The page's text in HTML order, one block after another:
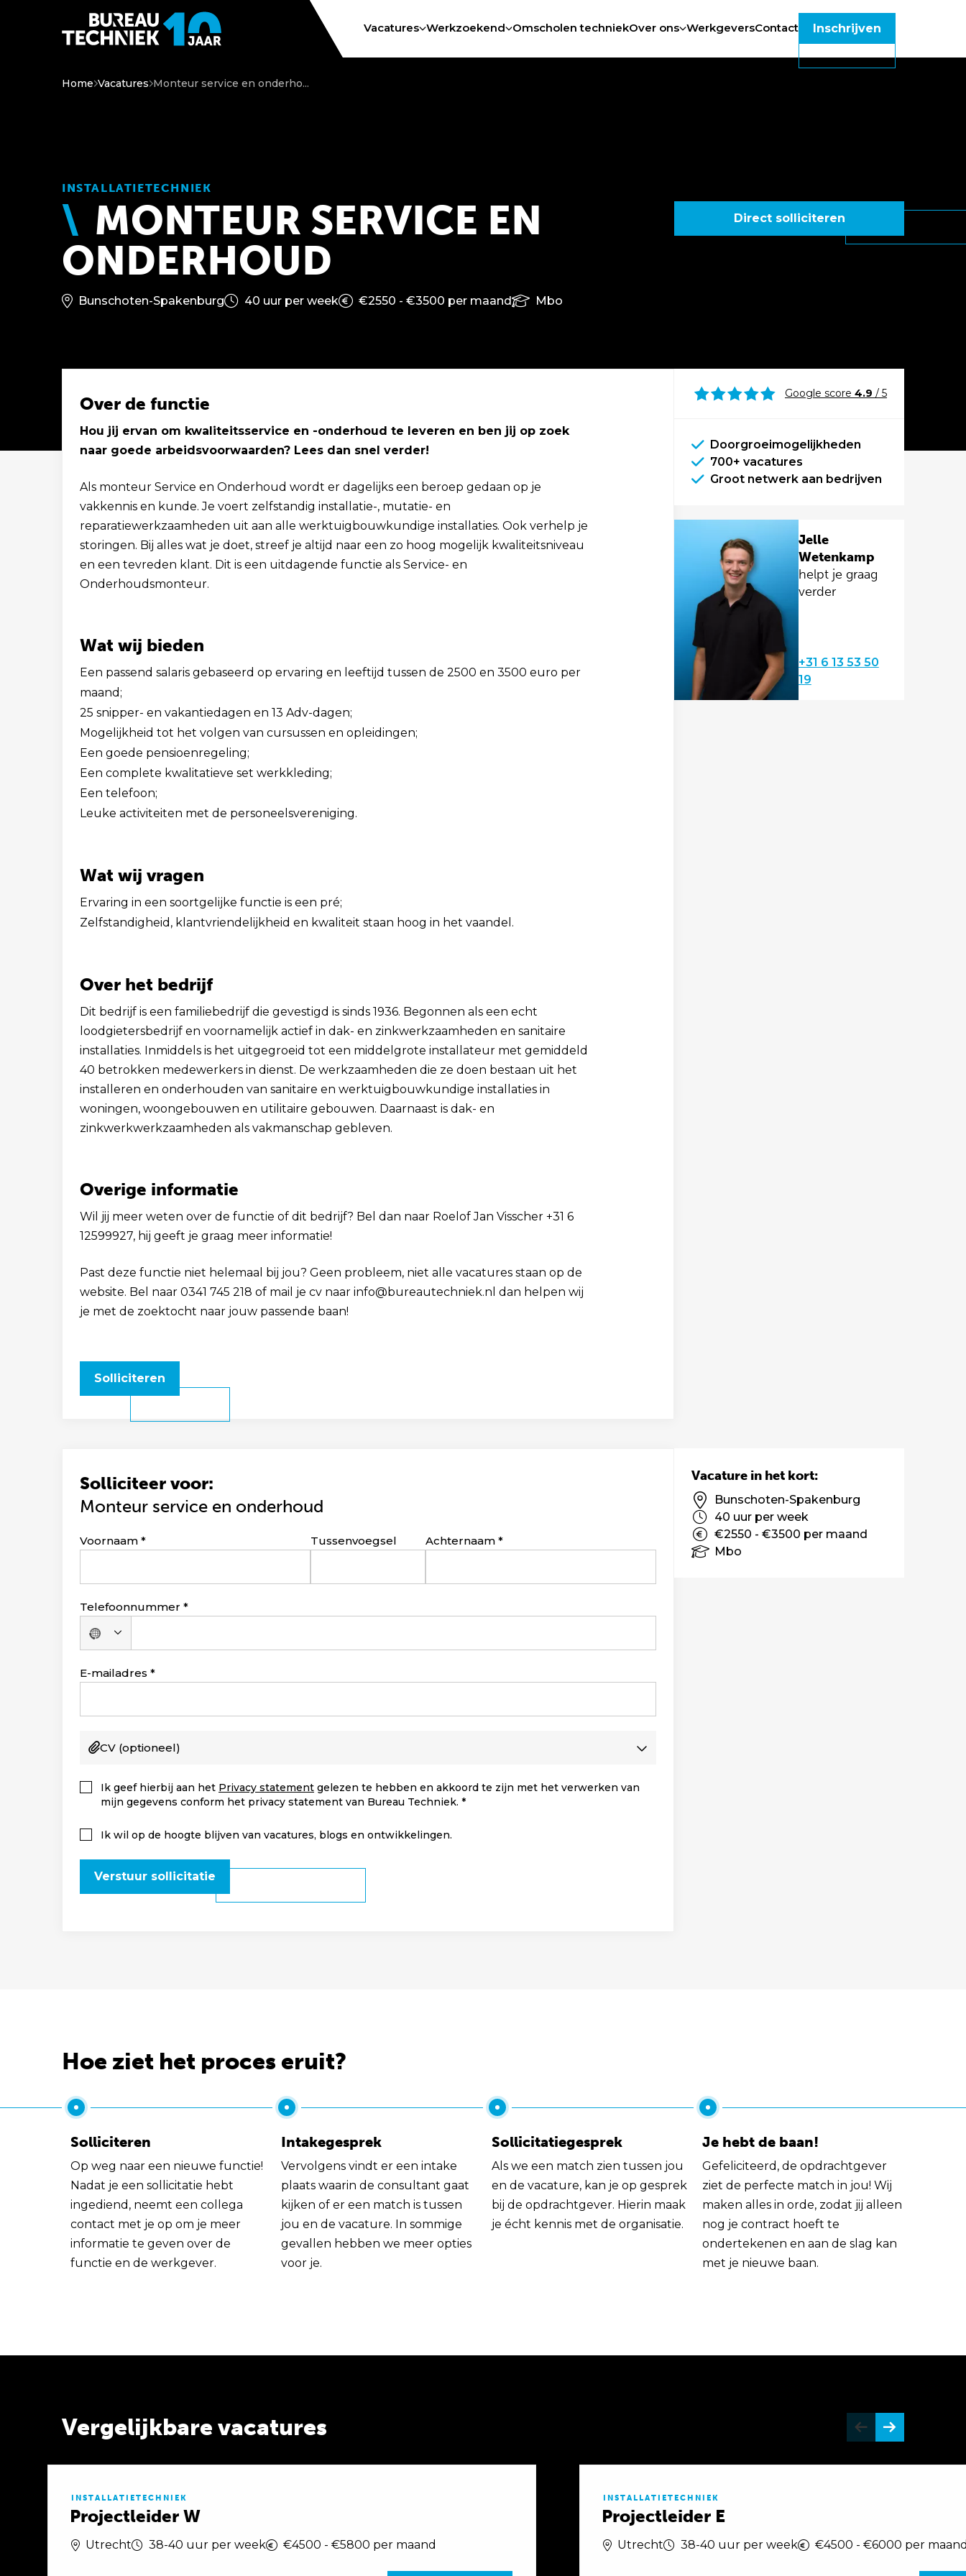
Vacatures Werkzoekend Omscholen techniekOver ons WerkgeversContact Inschrijven
Home Vacatures Monteur service en onderho...
INSTALLATIETECHNIEK
MONTEUR SERVICE EN
ONDERHOUD
Direct solliciteren
Bunschoten-Spakenburg 40 uur per week €2550 - €3500 per maand Mbo
Solliciteer binnen 1 minuut
Over de functie
Hou jij ervan om kwaliteitsservice en -onderhoud te leveren en ben jij op zoek
naar goede arbeidsvoorwaarden? Lees dan snel verder!
Als monteur Service en Onderhoud wordt er dagelijks een beroep gedaan op je
vakkennis en kunde. Je voert zelfstandig installatie-, mutatie- en
reparatiewerkzaamheden uit aan alle werktuigbouwkundige installaties. Ook verhelp je
storingen. Bij alles wat je doet, streef je altijd naar een zo hoog mogelijk kwaliteitsniveau
en een tevreden klant. Dit is een uitdagende functie als Service- en
Onderhoudsmonteur.
Wat wij bieden
Een passend salaris gebaseerd op ervaring en leeftijd tussen de 2500 en 3500 euro per
maand;
25 snipper- en vakantiedagen en 13 Adv-dagen;
Mogelijkheid tot het volgen van cursussen en opleidingen;
Een goede pensioenregeling;
Een complete kwalitatieve set werkkleding;
Een telefoon;
Leuke activiteiten met de personeelsvereniging.
Wat wij vragen
Ervaring in een soortgelijke functie is een pré;
Zelfstandigheid, klantvriendelijkheid en kwaliteit staan hoog in het vaandel.
Over het bedrijf
Dit bedrijf is een familiebedrijf die gevestigd is sinds 1936. Begonnen als een echt
loodgietersbedrijf en voornamelijk actief in dak- en zinkwerkzaamheden en sanitaire
installaties. Inmiddels is het uitgegroeid tot een middelgrote installateur met gemiddeld
40 betrokken medewerkers in dienst. De werkzaamheden die ze doen bestaan uit het
installeren en onderhouden van sanitaire en werktuigbouwkundige installaties in
woningen, woongebouwen en utilitaire gebouwen. Daarnaast is dak- en
zinkwerkwerkzaamheden als vakmanschap gebleven.
Overige informatie
Wil jij meer weten over de functie of dit bedrijf? Bel dan naar Roelof Jan Visscher +31 6
12599927, hij geeft je graag meer informatie!
Past deze functie niet helemaal bij jou? Geen probleem, niet alle vacatures staan op de
website. Bel naar 0341 745 218 of mail je cv naar info@bureautechniek.nl dan helpen wij
je met de zoektocht naar jouw passende baan!
Solliciteren
Google score 4.9 / 5
Doorgroeimogelijkheden
700+ vacatures
Groot netwerk aan bedrijven
Jelle
Wetenkamp
helpt je graag
verder
+31 6 13 53 50
19
Solliciteer voor:
Monteur service en onderhoud
Leave
Voornaam Tussenvoegsel Achternaam
Telefoonnummer
Geen
land
geselecteerd
E-mailadres
CV (optioneel)
Ik geef hierbij aan het Privacy statement gelezen te hebben en akkoord te zijn met het verwerken van
mijn gegevens conform het privacy statement van Bureau Techniek.
Ik wil op de hoogte blijven van vacatures, blogs en ontwikkelingen.
Verstuur sollicitatie
Vacature in het kort:
Bunschoten-Spakenburg
40 uur per week
€2550 - €3500 per maand
Mbo
Hoe ziet het proces eruit?
Solliciteren
Op weg naar een nieuwe functie!
Nadat je een sollicitatie hebt
ingediend, neemt een collega
contact met je op om je meer
informatie te geven over de
functie en de werkgever.
Intakegesprek
Vervolgens vindt er een intake
plaats waarin de consultant gaat
kijken of er een match is tussen
jou en de vacature. In sommige
gevallen hebben we meer opties
voor je.
Sollicitatiegesprek
Als we een match zien tussen jou
en de vacature, kan je op gesprek
bij de opdrachtgever. Hierin maak
je écht kennis met de organisatie.
Je hebt de baan!
Gefeliciteerd, de opdrachtgever
ziet de perfecte match in jou! Wij
maken alles in orde, zodat jij alleen
nog je contract hoeft te
ondertekenen en aan de slag kan
met je nieuwe baan.
Vergelijkbare vacatures
INSTALLATIETECHNIEK
Projectleider W
Utrecht 38-40 uur per week €4500 - €5800 per maand
INSTALLATIETECHNIEK
Projectleider E
Utrecht 38-40 uur per week €4500 - €6000 per